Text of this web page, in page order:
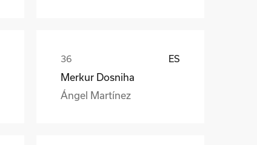
ES
Merkur Dosniha
Ángel Martínez